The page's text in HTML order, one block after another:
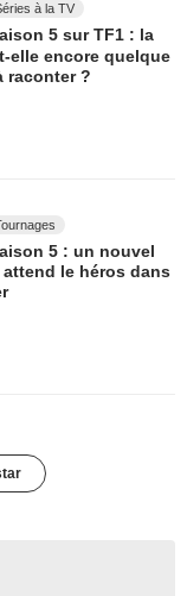
à la TV
5 sur TF1 : la
elle encore quelque
raconter ?
5 : un nouvel
attend le héros dans